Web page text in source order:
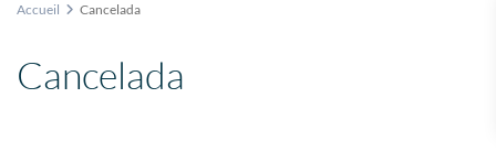
Accueil Cancelada
Cancelada